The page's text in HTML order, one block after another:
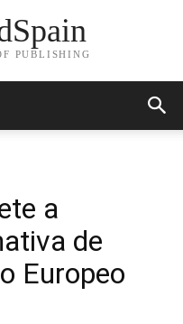
PUBLISHING
a
de
Europeo